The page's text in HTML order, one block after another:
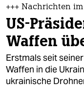
themen
politik
öko
gesellschaft
+++ Nachrichten
US-
Waffen
Erstmals seit
Waffen in die
ukrainische